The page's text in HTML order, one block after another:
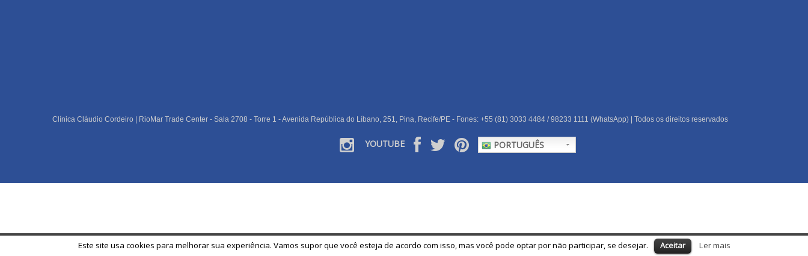
Clínica Cláudio Cordeiro | RioMar Trade Center - Sala 2708 - Torre 1 - Avenida República do Líbano, 251, Pina, Recife/PE - Fones: +55 (81) 3033 4484 / 98233 1111 (WhatsApp) | Todos os direitos reservados
YOUTUBE PORTUGUÊS
Este site usa cookies para melhorar sua experiência. Vamos supor que você esteja de acordo com isso, mas você pode optar por não participar, se desejar. Aceitar Ler mais